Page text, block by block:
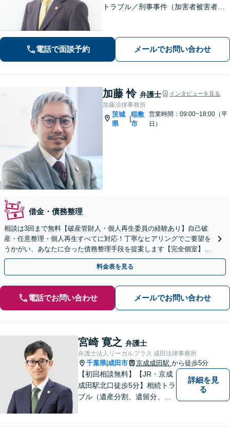
トラブル／刑事事件（加害者被害者含
ご相談ください【zoom面談可】【全国
相談対応】
電話で面談予約 メールでお問い合わせ
加藤 怜 弁護士 インタビューを見る
加藤法律事務所
茨城
県
|
稲敷
市
営業時間：09:00~18:00（平
日）
借金・債務整理
相談は3回まで無料【破産管財人・個人再生委員の経験あり】自己破
産・任意整理・個人再生すべてに対応！丁寧なヒアリングでご要望を
うかがい、あなたに合った債務整理手段を提案します【完全個室】法
人・個人事業者の破産もご相談ください
料金表を見る
電話でお問い合わせ メールでお問い合わせ
宮崎 寛之 弁護士
弁護士法人リーガルプラス 成田法律事務所
千葉県| 成田市 京成成田駅 から徒歩5分
【初回相談無料】【JR・京成
成田駅北口徒歩5分】相続トラ
ブル（遺産分割、遺留分、遺
詳細を見
る